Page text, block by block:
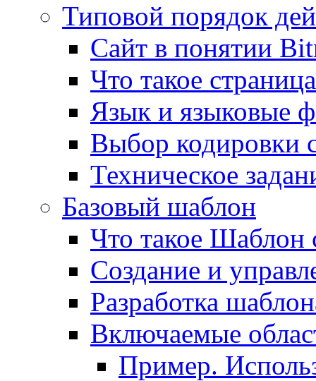
Типовой порядок
Сайт в понятии
Что такое страница
Язык и языковые
Выбор кодировки
Техническое
Базовый шаблон
Что такое Шаблон
Создание и
Разработка
Включаемые
Пример.